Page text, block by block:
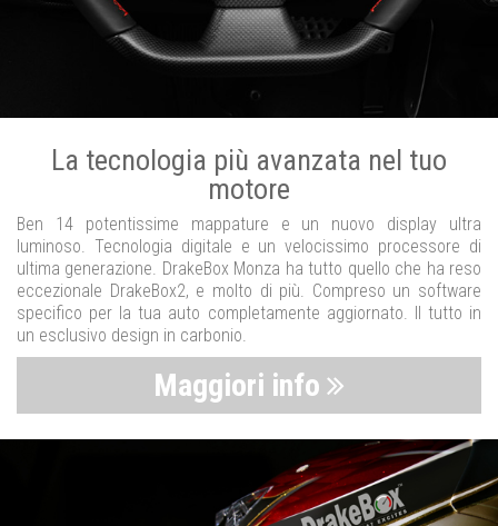
La tecnologia più avanzata nel tuo
motore
Ben 14 potentissime mappature e un nuovo display ultra
luminoso. Tecnologia digitale e un velocissimo processore di
ultima generazione. DrakeBox Monza ha tutto quello che ha reso
eccezionale DrakeBox2, e molto di più. Compreso un software
specifico per la tua auto completamente aggiornato. Il tutto in
un esclusivo design in carbonio.
Maggiori info